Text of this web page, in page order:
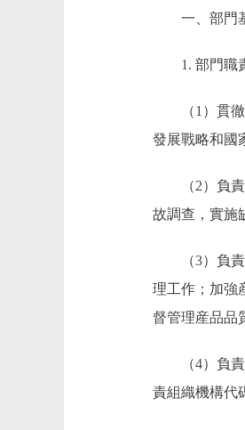
一、部門
1. 部門職
（1）貫徹
發展戰略和國
（2）負責
故調查，實施
（3）負責
理工作；加強
督管理産品品
（4）負責統
責組織機構代